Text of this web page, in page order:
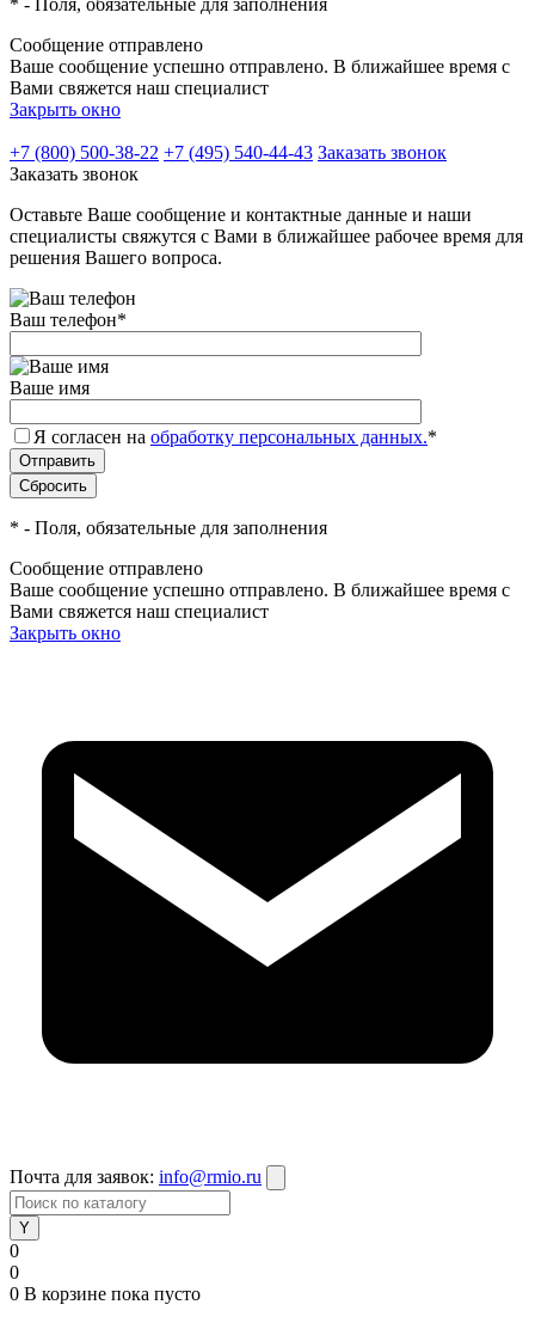
* - Поля, обязательные для заполнения
Сообщение отправлено
Ваше сообщение успешно отправлено. В ближайшее время с
Вами свяжется наш специалист
Закрыть окно
+7 (800) 500-38-22 +7 (495) 540-44-43 Заказать звонок
Заказать звонок
Оставьте Ваше сообщение и контактные данные и наши
специалисты свяжутся с Вами в ближайшее рабочее время для
решения Вашего вопроса.
Ваш телефон*
Ваше имя
Я согласен на обработку персональных данных.*
* - Поля, обязательные для заполнения
Сообщение отправлено
Ваше сообщение успешно отправлено. В ближайшее время с
Вами свяжется наш специалист
Закрыть окно
Почта для заявок: info@rmio.ru
0
0
0 В корзине пока пусто